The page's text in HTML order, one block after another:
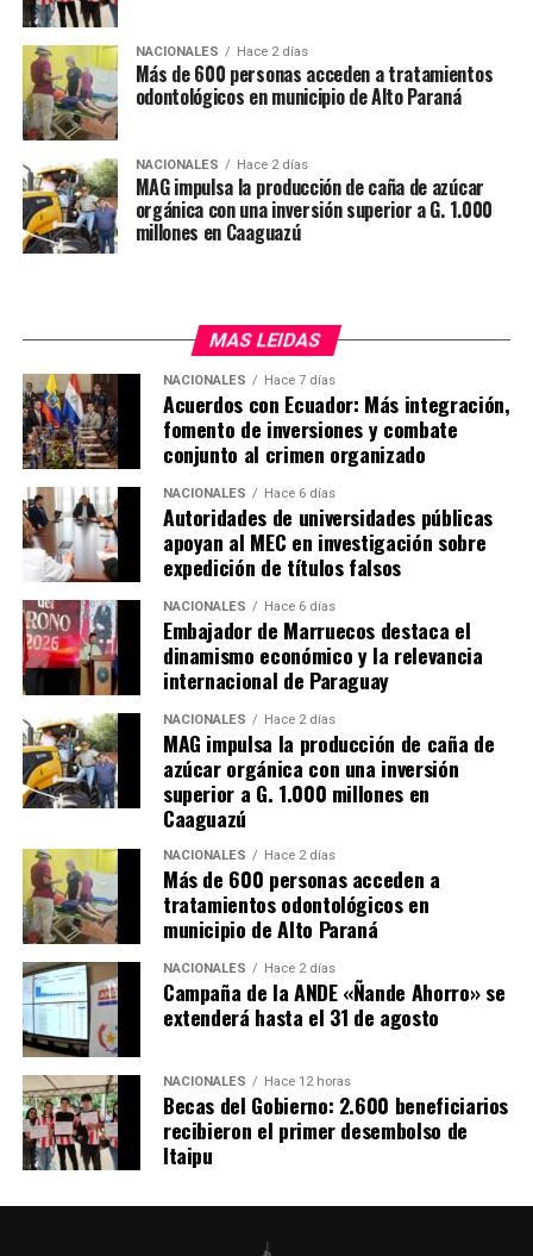
La Cooperativa Cañaveral Ltda., integrada por más de
un centenar de socios, destinará los equipos a fortalecer
la producción de caña de azúcar orgánica en Caaguazú.
Mediante esta inversión, el MAG busca promover una
agricultura más tecnificada, competitiva y sostenible,
mejorando el acceso de los productores a los mercados.
NACIONALES Hace 2 días
Más de 600 personas acceden a tratamientos
odontológicos en municipio de Alto Paraná
NACIONALES Hace 2 días
MAG impulsa la producción de caña de azúcar
orgánica con una inversión superior a G. 1.000
millones en Caaguazú
MAS LEIDAS
NACIONALES Hace 7 días
Acuerdos con Ecuador: Más integración,
fomento de inversiones y combate
conjunto al crimen organizado
NACIONALES Hace 6 días
Autoridades de universidades públicas
apoyan al MEC en investigación sobre
expedición de títulos falsos
NACIONALES Hace 6 días
Embajador de Marruecos destaca el
dinamismo económico y la relevancia
internacional de Paraguay
NACIONALES Hace 2 días
MAG impulsa la producción de caña de
azúcar orgánica con una inversión
superior a G. 1.000 millones en
Caaguazú
NACIONALES Hace 2 días
Más de 600 personas acceden a
tratamientos odontológicos en
municipio de Alto Paraná
NACIONALES Hace 2 días
Campaña de la ANDE «Ñande Ahorro» se
extenderá hasta el 31 de agosto
NACIONALES Hace 12 horas
Becas del Gobierno: 2.600 beneficiarios
recibieron el primer desembolso de
Itaipu